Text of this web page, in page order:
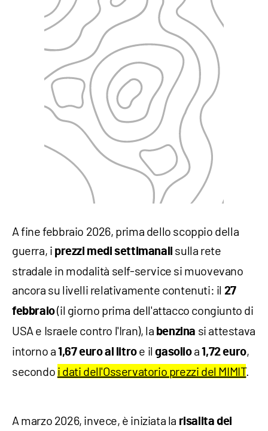
A fine febbraio 2026, prima dello scoppio della
guerra, i prezzi medi settimanali sulla rete
stradale in modalità self-service si muovevano
ancora su livelli relativamente contenuti: il 27
febbraio(il giorno prima dell'attacco congiunto di
USA e Israele contro l'Iran), la benzina si attestava
intorno a 1,67 euro al litroe ilgasolioa1,72 euro,
secondo i dati dell'Osservatorio prezzi del MIMIT.
A marzo 2026, invece, è iniziata la risalita dei